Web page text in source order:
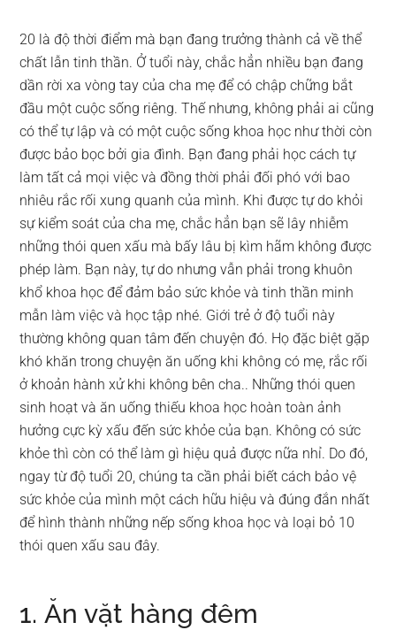
20 là độ thời điểm mà bạn đang trưởng thành cả về thể
chất lẫn tinh thần. Ở tuổi này, chắc hẳn nhiều bạn đang
dần rời xa vòng tay của cha mẹ để có chập chững bắt
đầu một cuộc sống riêng. Thế nhưng, không phải ai cũng
có thể tự lập và có một cuộc sống khoa học như thời còn
được bảo bọc bởi gia đình. Bạn đang phải học cách tự
làm tất cả mọi việc và đồng thời phải đối phó với bao
nhiêu rắc rối xung quanh của mình. Khi được tự do khỏi
sự kiểm soát của cha mẹ, chắc hẳn bạn sẽ lây nhiễm
những thói quen xấu mà bấy lâu bị kìm hãm không được
phép làm. Bạn này, tự do nhưng vẫn phải trong khuôn
khổ khoa học để đảm bảo sức khỏe và tinh thần minh
mẫn làm việc và học tập nhé. Giới trẻ ở độ tuổi này
thường không quan tâm đến chuyện đó. Họ đặc biệt gặp
khó khăn trong chuyện ăn uống khi không có mẹ, rắc rối
ở khoản hành xử khi không bên cha.. Những thói quen
sinh hoạt và ăn uống thiếu khoa học hoàn toàn ảnh
hưởng cực kỳ xấu đến sức khỏe của bạn. Không có sức
khỏe thì còn có thể làm gì hiệu quả được nữa nhỉ. Do đó,
ngay từ độ tuổi 20, chúng ta cần phải biết cách bảo vệ
sức khỏe của mình một cách hữu hiệu và đúng đắn nhất
để hình thành những nếp sống khoa học và loại bỏ 10
thói quen xấu sau đây.
1. Ăn vặt hàng đêm